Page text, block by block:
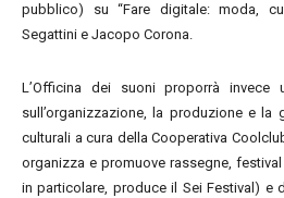
pubblico) su “Fare digitale: moda,
Segattini e Jacopo Corona.
L’Officina dei suoni proporrà invece
sull’organizzazione, la produzione e la
culturali a cura della Cooperativa
organizza e promuove rassegne,
in particolare, produce il Sei Festival) e